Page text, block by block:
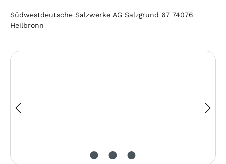
Südwestdeutsche Salzwerke AG Salzgrund 67 74076
Heilbronn
Skip image gallery